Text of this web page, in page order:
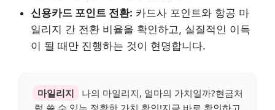
신용카드 포인트 전환: 카드사 포인트와 항공 마
일리지 간 전환 비율을 확인하고, 실질적인 이득
이 될 때만 진행하는 것이 현명합니다.
마일리지
나의 마일리지, 얼마의 가치일까?현금처
럼 쓸 수 있는 정확한 가치 확인!지금 바로 확인하고